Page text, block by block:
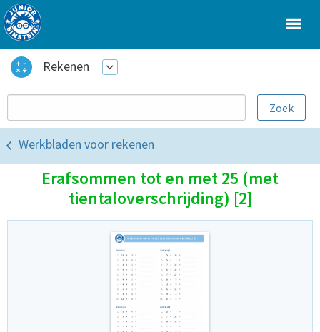
Rekenen
Werkbladen voor rekenen
Erafsommen tot en met 25 (met
tientaloverschrijding) [2]